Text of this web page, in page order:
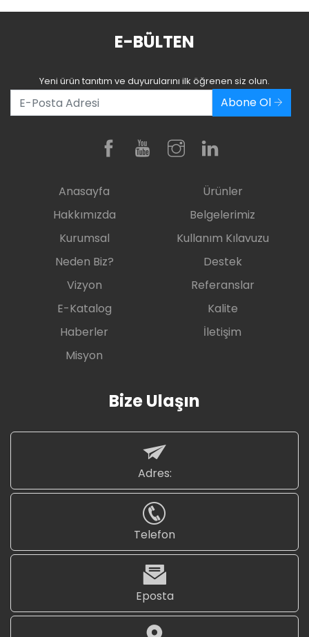
E-BÜLTEN
Yeni ürün tanıtım ve duyurularını ilk öğrenen siz olun.
Abone Ol
Anasayfa
Hakkımızda
Kurumsal
Neden Biz?
Ürünler
Belgelerimiz
Kullanım Kılavuzu
Destek
Vizyon
E-Katalog
Haberler
Misyon
Referanslar
Kalite
İletişim
Bize Ulaşın
Adres:
Telefon
Eposta